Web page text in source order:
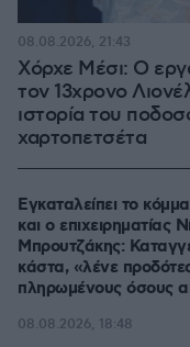
Χόρχε Μέσι: Ο
τον 13χρονο
ιστορία του
χαρτοπετσέτα
08.08.2026, 21:43
Εγκαταλείπει το
και ο επιχειρηματίας
Μπρουτζάκης:
κάστα, «λένε
πληρωμένους όσους
08.08.2026, 18:48